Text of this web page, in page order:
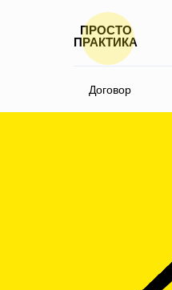
Договор
ПРОСТО
ПРАКТИКА